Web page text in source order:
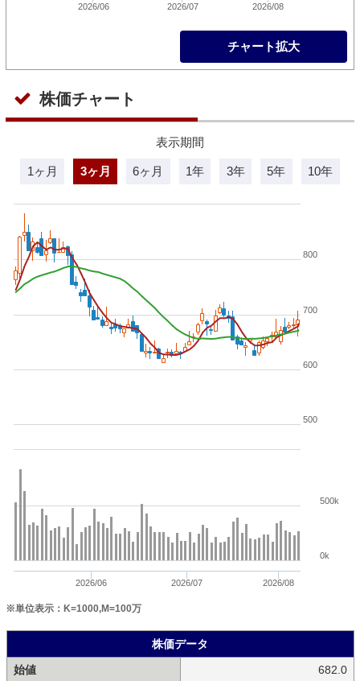
2026/06 2026/07 2026/08
チャート拡大
株価チャート
表示期間
1ヶ月 3ヶ月 6ヶ月 1年 3年 5年 10年
2026/06 2026/07 2026/08
500
600
700
800
0k
500k
※単位表示：K=1000,M=100万
株価データ
始値
682.0